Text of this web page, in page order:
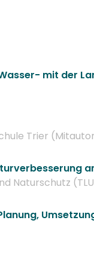
mit der
Trier
Naturschutz